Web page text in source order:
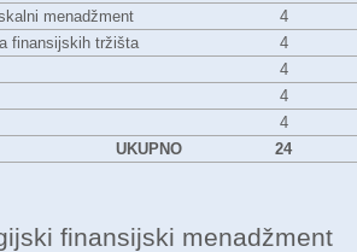
menadžment
4
finansijskih tržišta
4
4
4
4
UKUPNO
24
finansijski menadžment